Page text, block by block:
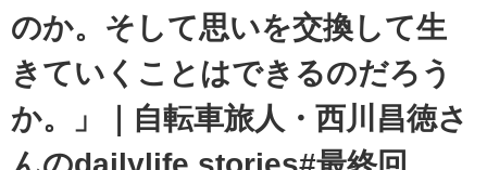
のか。そして思いを交換して生
きていくことはできるのだろう
か。」｜自転車旅人・西川昌徳さ